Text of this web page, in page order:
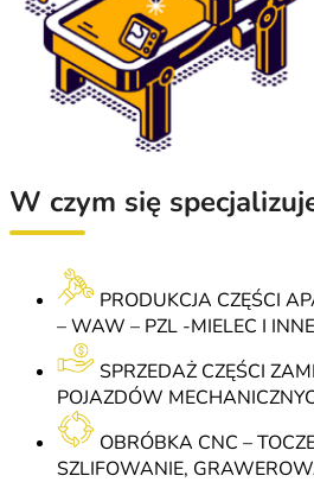
W czym się
PRODUKCJA CZĘŚCI
– WAW – PZL -MIELEC I INNE
SPRZEDAŻ CZĘŚCI
POJAZDÓW
OBRÓBKA CNC –
SZLIFOWANIE,